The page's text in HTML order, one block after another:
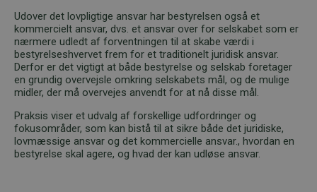
Udover det lovpligtige ansvar har bestyrelsen også et
kommercielt ansvar, dvs. et ansvar over for selskabet som er
nærmere udledt af forventningen til at skabe værdi i
bestyrelseshvervet frem for et traditionelt juridisk ansvar.
Derfor er det vigtigt at både bestyrelse og selskab foretager
en grundig overvejsle omkring selskabets mål, og de mulige
midler, der må overvejes anvendt for at nå disse mål.
Praksis viser et udvalg af forskellige udfordringer og
fokusområder, som kan bistå til at sikre både det juridiske,
lovmæssige ansvar og det kommercielle ansvar., hvordan en
bestyrelse skal agere, og hvad der kan udløse ansvar.